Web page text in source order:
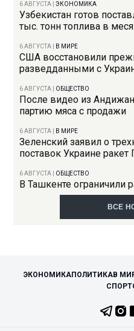
6 АВГУСТА |ЭКОНОМИКА
Узбекистан готов
тыс. тонн топлива в
6 АВГУСТА В МИРЕ
США восстановили
разведданными с
6 АВГУСТА ОБЩЕСТВО
После видео из
партию мяса с продажи
6 АВГУСТА В МИРЕ
Зеленский заявил о
поставок Украине
6 АВГУСТА ОБЩЕСТВО
В Ташкенте ограничили
ВСЕ
ЭКОНОМИКАПОЛИТИКАВ
СПОРТ